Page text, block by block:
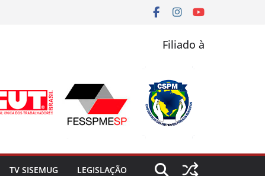
Filiado à
TV SISEMUG LEGISLAÇÃO